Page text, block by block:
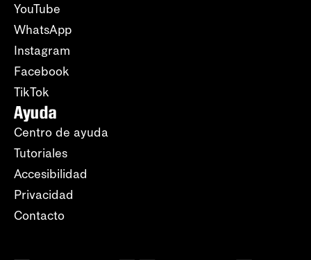
YouTube
WhatsApp
Instagram
Facebook
TikTok
Ayuda
Centro de ayuda
Tutoriales
Accesibilidad
Privacidad
Contacto